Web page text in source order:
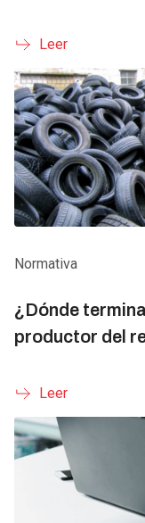
Leer
Normativa
¿Dónde
productor del
Leer